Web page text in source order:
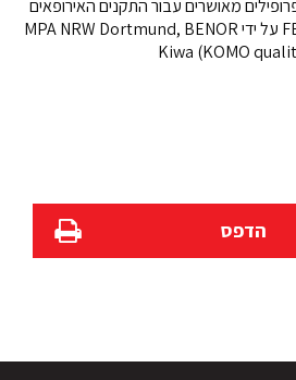
מאושרים עבור התקנים האירופאים
הרלוונטיים ולדרישות FBS על ידי MPA NRW Dortmund, BENOR
הדפס